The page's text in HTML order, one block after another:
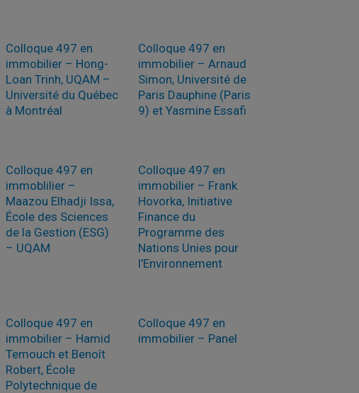
Colloque 497 en
immobilier – Hong-
Loan Trinh, UQAM –
Université du Québec
à Montréal
Colloque 497 en
immobilier – Arnaud
Simon, Université de
Paris Dauphine (Paris
9) et Yasmine Essafi
Colloque 497 en
immoblilier –
Maazou Elhadji Issa,
École des Sciences
de la Gestion (ESG)
– UQAM
Colloque 497 en
immobilier – Frank
Hovorka, Initiative
Finance du
Programme des
Nations Unies pour
l’Environnement
Colloque 497 en
immobilier – Hamid
Temouch et Benoît
Robert, École
Polytechnique de
Colloque 497 en
immobilier – Panel